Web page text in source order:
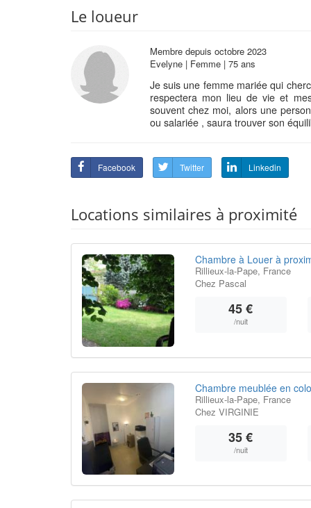
Le loueur
Membre depuis octobre 2023
Evelyne | Femme | 75 ans
Je suis une femme mariée qui
respectera mon lieu de vie et
souvent chez moi, alors une
ou salariée , saura trouver son
Facebook Twitter Linkedin
Locations similaires à proximité
Chambre à Louer à
Rillieux-la-Pape, France
Chez Pascal
45 €
/nuit
Chambre meublée en
Rillieux-la-Pape, France
Chez VIRGINIE
35 €
/nuit